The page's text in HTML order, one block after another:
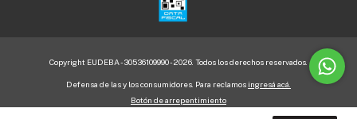
Copyright EUDEBA - 30536109990 - 2026. Todos los derechos reservados.
Defensa de las y los consumidores. Para reclamos ingresá acá.
Botón de arrepentimiento